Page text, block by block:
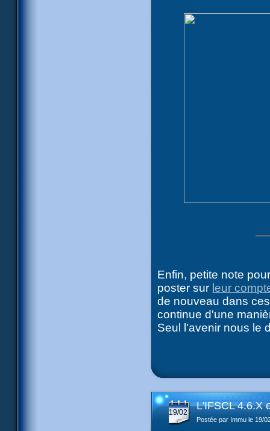
Enfin, petite note
poster sur leur
de nouveau dans
continue d'une
Seul l'avenir nous le
19/02
L'IFSCL 4.6.X
Postée par Immu le 19/